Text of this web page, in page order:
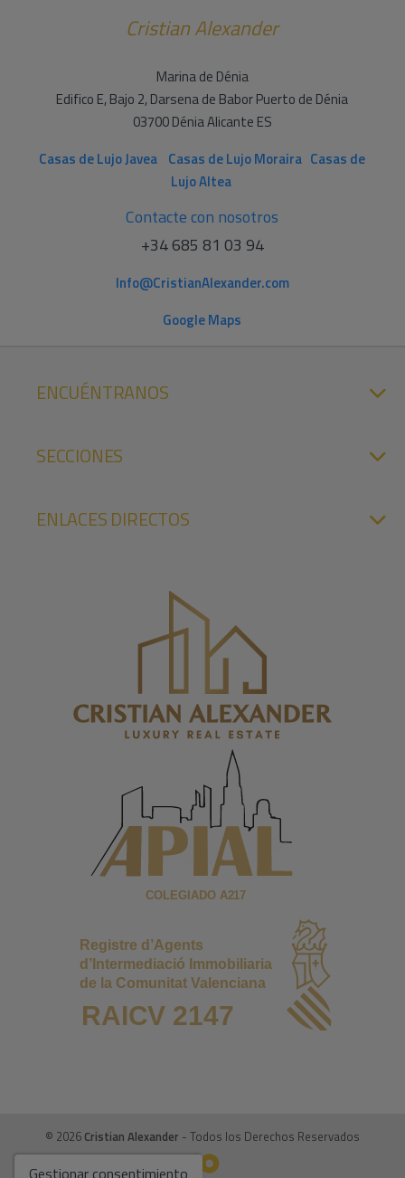
Cristian Alexander
Marina de Dénia
Edifico E, Bajo 2, Darsena de Babor Puerto de Dénia
03700 Dénia Alicante ES
Casas de Lujo Javea Casas de Lujo Moraira Casas de
Lujo Altea
Contacte con nosotros
+34 685 81 03 94
Info@CristianAlexander.com
Google Maps
ENCUÉNTRANOS
SECCIONES
ENLACES DIRECTOS
© 2026 Cristian Alexander - Todos los Derechos Reservados